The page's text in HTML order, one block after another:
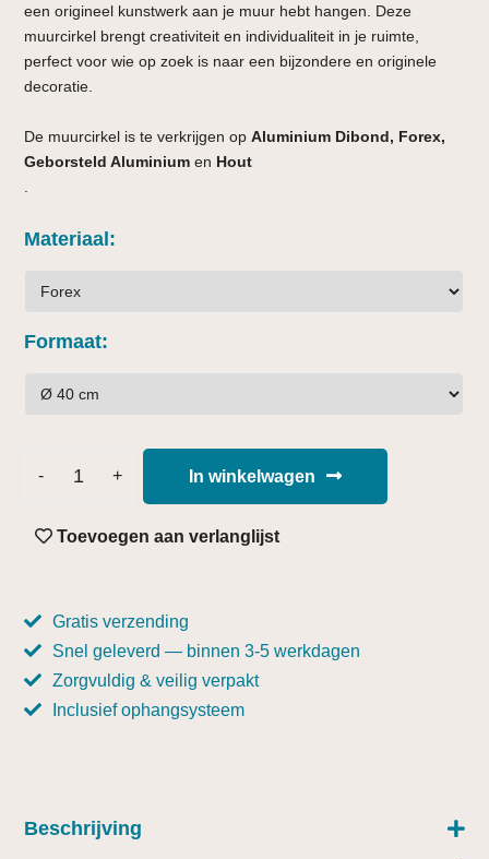
een origineel kunstwerk aan je muur hebt hangen. Deze
muurcirkel brengt creativiteit en individualiteit in je ruimte,
perfect voor wie op zoek is naar een bijzondere en originele
decoratie.
De muurcirkel is te verkrijgen opAluminium Dibond, Forex,
Geborsteld Aluminium en Hout
Materiaal
Formaat
In winkelwagen
Toevoegen aan verlanglijst
Gratis verzending
Snel geleverd — binnen 3-5 werkdagen
Zorgvuldig & veilig verpakt
Inclusief ophangsysteem
Beschrijving